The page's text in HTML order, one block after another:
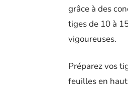
grâce à des
tiges de 10 à
vigoureuses.
Préparez vos
feuilles en